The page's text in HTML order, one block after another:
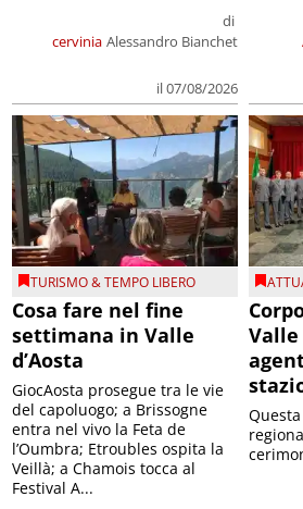
cervinia
di
Alessandro Bianchet
il 07/08/2026
TURISMO & TEMPO LIBERO
Cosa fare nel fine
settimana in Valle
d’Aosta
GiocAosta prosegue tra le vie
del capoluogo; a Brissogne
entra nel vivo la Feta de
l’Oumbra; Etroubles ospita la
Veillà; a Chamois tocca al
Festival A...
Valle